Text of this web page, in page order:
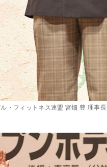
・フィットネス連盟 宮畑 豊 理事長